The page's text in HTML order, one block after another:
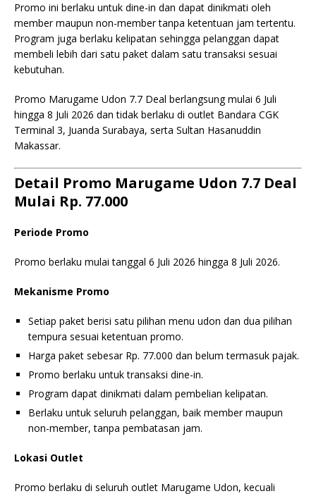
Promo ini berlaku untuk dine-in dan dapat dinikmati oleh
member maupun non-member tanpa ketentuan jam tertentu.
Program juga berlaku kelipatan sehingga pelanggan dapat
membeli lebih dari satu paket dalam satu transaksi sesuai
kebutuhan.
Promo Marugame Udon 7.7 Deal berlangsung mulai 6 Juli
hingga 8 Juli 2026 dan tidak berlaku di outlet Bandara CGK
Terminal 3, Juanda Surabaya, serta Sultan Hasanuddin
Makassar.
Detail Promo Marugame Udon 7.7 Deal
Mulai Rp. 77.000
Periode Promo
Promo berlaku mulai tanggal 6 Juli 2026 hingga 8 Juli 2026.
Mekanisme Promo
Setiap paket berisi satu pilihan menu udon dan dua pilihan
tempura sesuai ketentuan promo.
Harga paket sebesar Rp. 77.000 dan belum termasuk pajak.
Promo berlaku untuk transaksi dine-in.
Program dapat dinikmati dalam pembelian kelipatan.
Berlaku untuk seluruh pelanggan, baik member maupun
non-member, tanpa pembatasan jam.
Lokasi Outlet
Promo berlaku di seluruh outlet Marugame Udon, kecuali